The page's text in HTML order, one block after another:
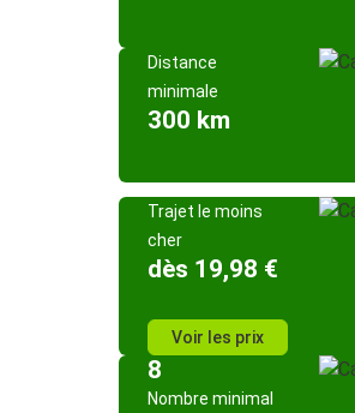
Distance
minimale
300 km
Trajet le moins
cher
dès 19,98 €
Voir les prix
8
Nombre minimal